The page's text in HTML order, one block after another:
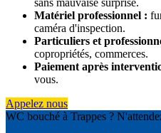
Matériel professionnel :
caméra d'inspection.
Particuliers et
copropriétés, commerces.
Paiement après
vous.
Appelez nous
WC bouché à Trappes ?